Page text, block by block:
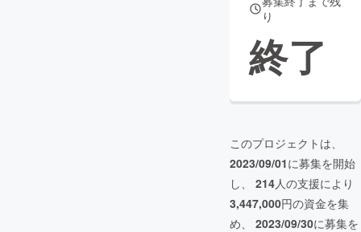
り
終了
このプロジェクトは、
2023/09/01に募集を開始
し、 214人の支援により
3,447,000円の資金を集
め、 2023/09/30に募集を